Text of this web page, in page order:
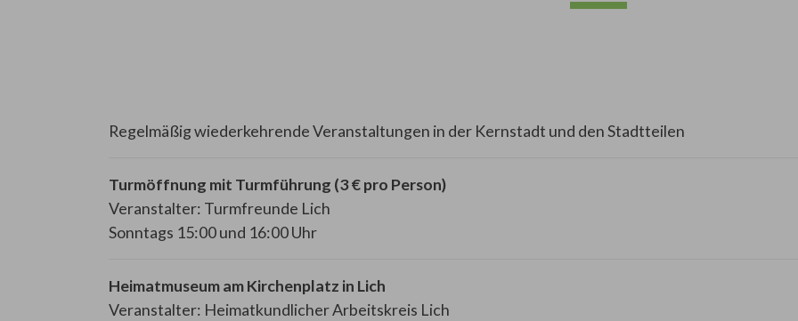
Regelmäßig wiederkehrende Veranstaltungen in der Kernstadt und den Stadtteilen
Turmöffnung mit Turmführung (3 € pro Person)
Veranstalter: Turmfreunde Lich
Sonntags 15:00 und 16:00 Uhr
Heimatmuseum am Kirchenplatz in Lich
Veranstalter: Heimatkundlicher Arbeitskreis Lich